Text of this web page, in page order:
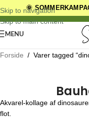
🌞
Skip to navigation
Skip to main content
MENU
Forside / Varer tagged
Akvarel-kollage af
flot.